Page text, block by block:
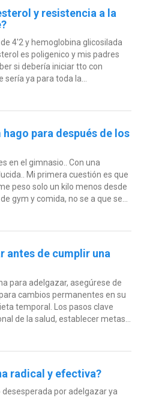
y resistencia a la
4'2 y hemoglobina glicosilada
es poligenico y mis padres
si debería iniciar tto con
ya para toda la...
para después de los
en el gimnasio.. Con una
Mi primera cuestión es que
peso solo un kilo menos desde
gym y comida, no se a que se...
antes de cumplir una
para adelgazar, asegúrese de
cambios permanentes en su
temporal. Los pasos clave
de la salud, establecer metas...
radical y efectiva?
desesperada por adelgazar ya